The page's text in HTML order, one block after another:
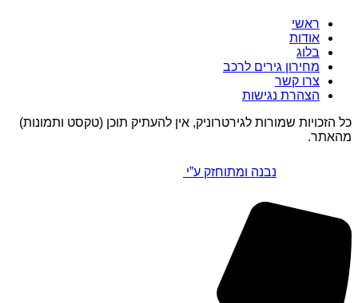
ראשי
אודות
בלוג
מחירון גירים לרכב
צרו קשר
הצהרת נגישות
כל הזכויות שמורות לגירטרוניק, אין להעתיק תוכן (טקסט ותמונות)
מהאתר.
נבנה ומתוחזק ע”י